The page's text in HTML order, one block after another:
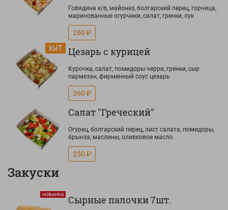
Говядина к/в, майонез, болгарский перец, горчица,
маринованные огурчики, салат, гренки, лук
260 ₽
Цезарь с курицей
Курочка, салат, помидоры черри, гренки, сыр
пармезан, фирменный соус цезарь
360 ₽
Салат "Греческий"
Огурец, болгарский перец, лист салата, помидоры,
брынза, маслины, оливковое масло.
250 ₽
Закуски
Сырные палочки 7шт.